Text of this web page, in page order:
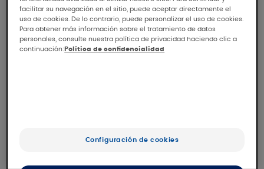
específica y programas de formación contribuyen
a la mejora continua de las competencias en
dermatoscopia.
facilitar su navegación en el sitio, puede aceptar directamente el
uso de cookies. De lo contrario, puede personalizar el uso de cookies.
Para obtener más información sobre el tratamiento de datos
personales, consulte nuestra política de privacidad haciendo clic a
continuación: Política de confidencialidad
Configuración de cookies